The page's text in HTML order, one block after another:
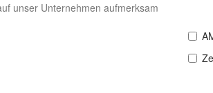
unser Unternehmen aufmerksam